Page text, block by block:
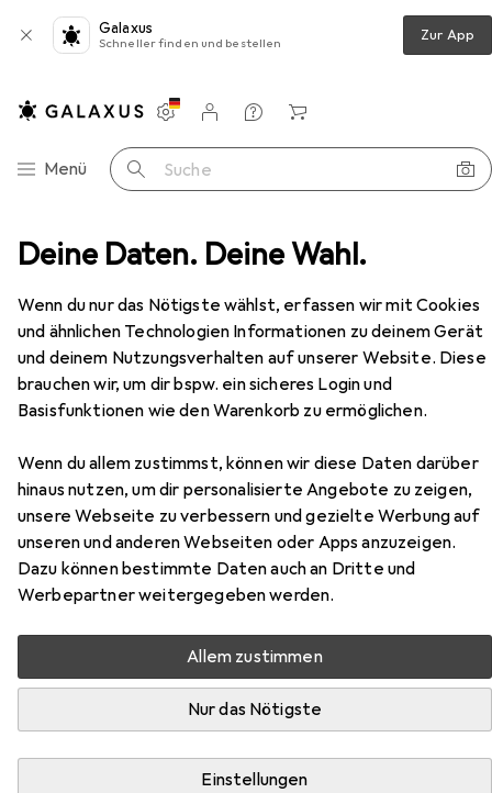
Deine Daten. Deine Wahl.
Wenn du nur das Nötigste wählst, erfassen wir mit Cookies
und ähnlichen Technologien Informationen zu deinem Gerät
und deinem Nutzungsverhalten auf unserer Website. Diese
brauchen wir, um dir bspw. ein sicheres Login und
Basisfunktionen wie den Warenkorb zu ermöglichen.
Wenn du allem zustimmst, können wir diese Daten darüber
hinaus nutzen, um dir personalisierte Angebote zu zeigen,
unsere Webseite zu verbessern und gezielte Werbung auf
unseren und anderen Webseiten oder Apps anzuzeigen.
Dazu können bestimmte Daten auch an Dritte und
Werbepartner weitergegeben werden.
Allem zustimmen
Nur das Nötigste
Einstellungen
Galaxus
Schneller finden und bestellen Zur App
Navigation nach Kategorien
Menü Suche
Einstellungen
Kundenkonto
Vergleichslisten
Merklisten
Warenkorb
Möbelbeschlag Möbelgriff Siro Möbelgriffe
EUR
7,98 bei 3 Stück
Siro Möbelgriffe
Hier findest du passendes Zubehör zum Produkt Siro
Möbelgriffe aus der Kategorie Möbelgriff.
Relevanz
Produktliste
Möbelgriff